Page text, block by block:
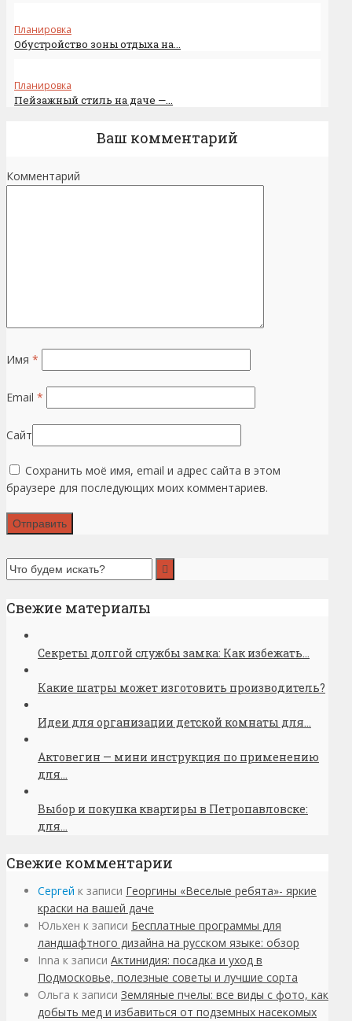
Планировка
Обустройство зоны отдыха на...
Планировка
Пейзажный стиль на даче —...
Ваш комментарий
Комментарий
Имя *
Email *
Сайт
Сохранить моё имя, email и адрес сайта в этом
браузере для последующих моих комментариев.
Свежие материалы
Секреты долгой службы замка: Как избежать...
Какие шатры может изготовить производитель?
Идеи для организации детской комнаты для...
Актовегин — мини инструкция по применению
для...
Выбор и покупка квартиры в Петропавловске:
для...
Свежие комментарии
Сергей к записи Георгины «Веселые ребята»- яркие
краски на вашей даче
Юльхен к записи Бесплатные программы для
ландшафтного дизайна на русском языке: обзор
Inna к записи Актинидия: посадка и уход в
Подмосковье, полезные советы и лучшие сорта
Ольга к записи Земляные пчелы: все виды с фото, как
добыть мед и избавиться от подземных насекомых